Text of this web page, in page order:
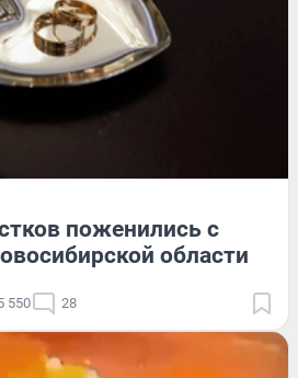
поженились с
области
550 28